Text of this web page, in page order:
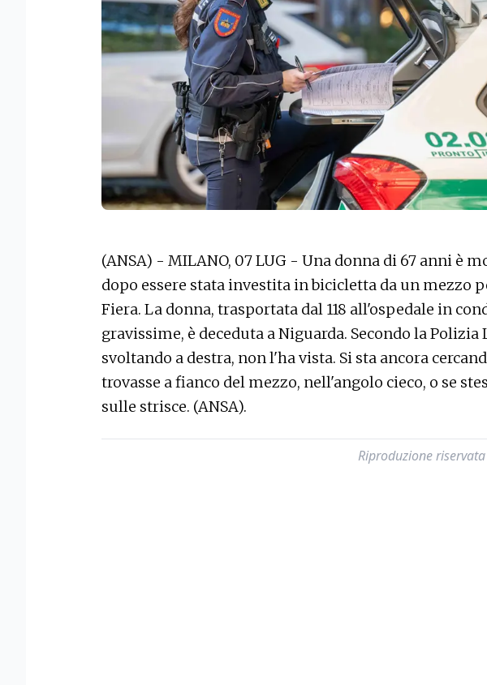
(ANSA) - MILANO, 07 LUG - Una donna di 67 anni è
dopo essere stata investita in bicicletta da un mezzo
Fiera. La donna, trasportata dal 118 all'ospedale in
gravissime, è deceduta a Niguarda. Secondo la Polizia
svoltando a destra, non l'ha vista. Si sta ancora
trovasse a fianco del mezzo, nell'angolo cieco, o se
sulle strisce. (ANSA).
Riproduzione